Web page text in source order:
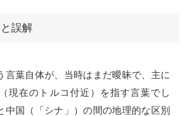
誤解
言葉自体が、当時はまだ曖昧で、主に
現在のトルコ付近）を指す言葉でし
中国（「シナ」）の間の地理的な区別